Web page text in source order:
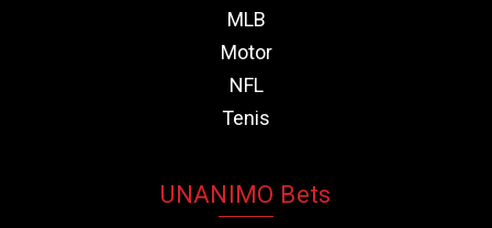
MLB
Motor
NFL
Tenis
UNANIMO Bets